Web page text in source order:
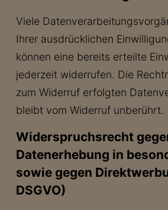
Viele
Ihrer ausdrücklichen
können eine bereits erteilte
jederzeit widerrufen. Die
zum Widerruf erfolgten
bleibt vom Widerruf unberührt.
Widerspruchsrecht
Datenerhebung in
sowie gegen
DSGVO)